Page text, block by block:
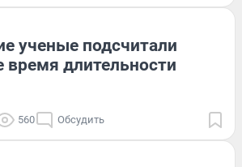
ученые подсчитали
время длительности
560 Обсудить